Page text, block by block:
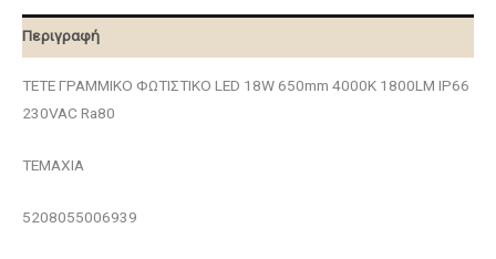
Περιγραφή
TETE ΓΡΑΜΜΙΚΟ ΦΩΤΙΣΤΙΚΟ LED 18W 650mm 4000K 1800LM IP66
230VAC Ra80
ΤΕΜΑΧΙΑ
5208055006939